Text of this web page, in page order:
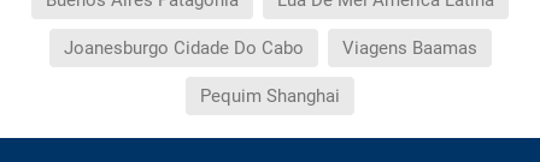
Joanesburgo Cidade Do Cabo Viagens Baamas
Pequim Shanghai